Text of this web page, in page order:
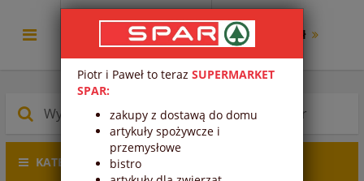
0.00 zł
KATEGORIE PRODUKTÓW
Piotr i Paweł to teraz SUPERMARKET
SPAR:
zakupy z dostawą do domu
artykuły spożywcze i
przemysłowe
bistro